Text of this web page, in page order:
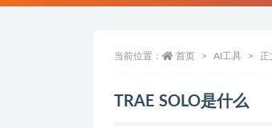
当前位置： 首页 AI工具 正
TRAE SOLO是什么